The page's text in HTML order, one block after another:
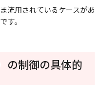
流用されているケースがあ
す。
の制御の具体的